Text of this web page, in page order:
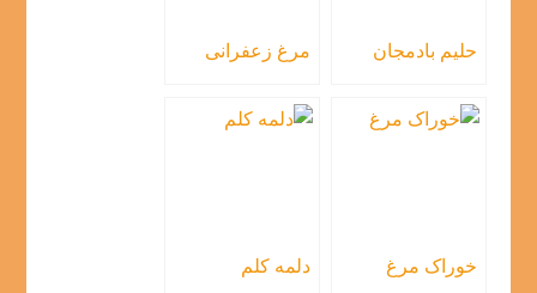
حلیم بادمجان مرغ زعفرانی
خوراک مرغ دلمه کلم